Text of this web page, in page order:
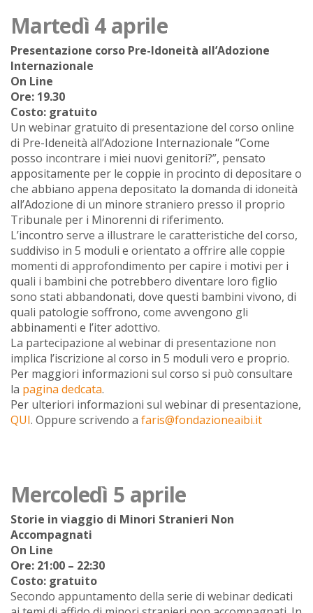
Martedì 4 aprile
Presentazione corso Pre-Idoneità all’Adozione
Internazionale
On Line
Ore: 19.30
Costo: gratuito
Un webinar gratuito di presentazione del corso online
di Pre-Ideneità all’Adozione Internazionale “Come
posso incontrare i miei nuovi genitori?”, pensato
appositamente per le coppie in procinto di depositare o
che abbiano appena depositato la domanda di idoneità
all’Adozione di un minore straniero presso il proprio
Tribunale per i Minorenni di riferimento.
L’incontro serve a illustrare le caratteristiche del corso,
suddiviso in 5 moduli e orientato a offrire alle coppie
momenti di approfondimento per capire i motivi per i
quali i bambini che potrebbero diventare loro figlio
sono stati abbandonati, dove questi bambini vivono, di
quali patologie soffrono, come avvengono gli
abbinamenti e l’iter adottivo.
La partecipazione al webinar di presentazione non
implica l’iscrizione al corso in 5 moduli vero e proprio.
Per maggiori informazioni sul corso si può consultare
la pagina dedcata.
Per ulteriori informazioni sul webinar di presentazione,
QUI. Oppure scrivendo a faris@fondazioneaibi.it
Mercoledì 5 aprile
Storie in viaggio di Minori Stranieri Non
Accompagnati
On Line
Ore: 21:00 – 22:30
Costo: gratuito
Secondo appuntamento della serie di webinar dedicati